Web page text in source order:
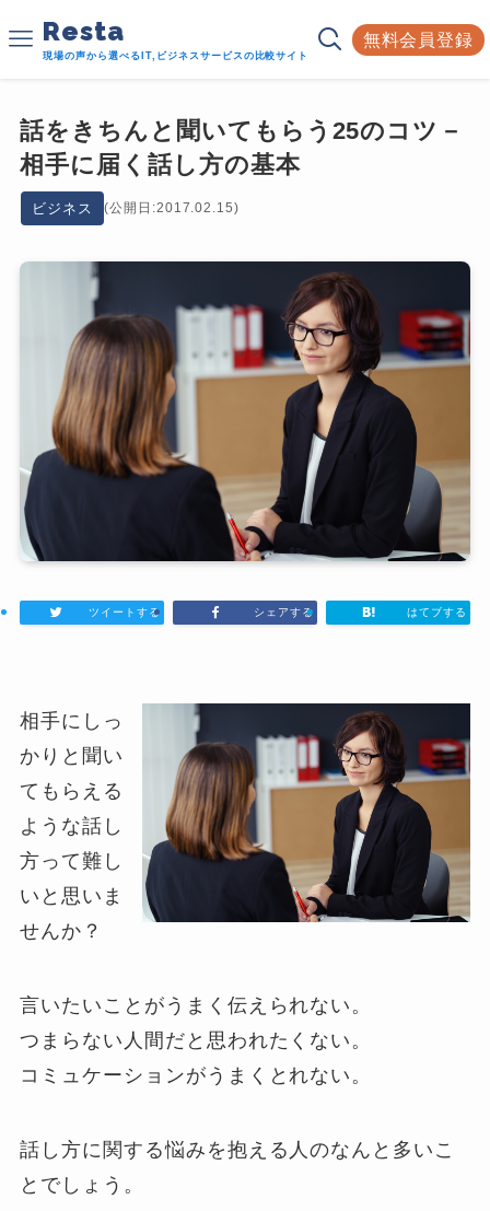
Resta
現場の声から選べるIT,ビジネスサービスの比較サイト
無料会員登録
話をきちんと聞いてもらう25のコツ－
相手に届く話し方の基本
ビジネス (公開日:2017.02.15)
ツイートする シェアする はてブする
相手にしっ
かりと聞い
てもらえる
ような話し
方って難し
いと思いま
せんか？
言いたいことがうまく伝えられない。
つまらない人間だと思われたくない。
コミュケーションがうまくとれない。
話し方に関する悩みを抱える人のなんと多いこ
とでしょう。